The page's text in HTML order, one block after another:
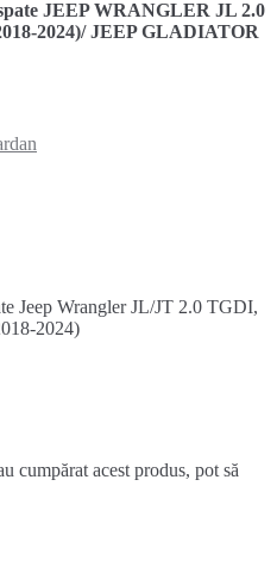
JEEP WRANGLER JL 2.0
2024)/ JEEP GLADIATOR
Jeep Wrangler JL/JT 2.0 TGDI,
2024)
cumpărat acest produs, pot să